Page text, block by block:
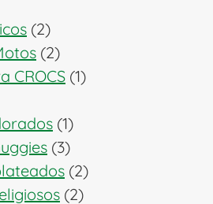
22
productos
22
productos
CROCS 11
11
producto
33
productos
22
productos
22